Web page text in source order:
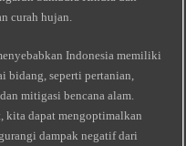
curah hujan.
Indonesia memiliki
bidang, seperti pertanian,
mitigasi bencana alam.
kita dapat mengoptimalkan
dampak negatif dari